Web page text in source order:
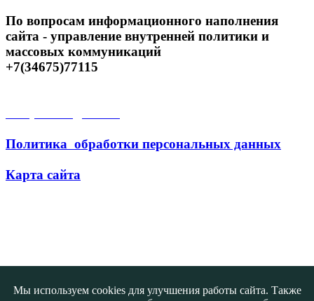
По вопросам информационного наполнения
сайта - управление внутренней политики и
массовых коммуникаций
+7(34675)77115
Политика обработки персональных данных
Карта сайта
Мы используем cookies для улучшения работы сайта. Также